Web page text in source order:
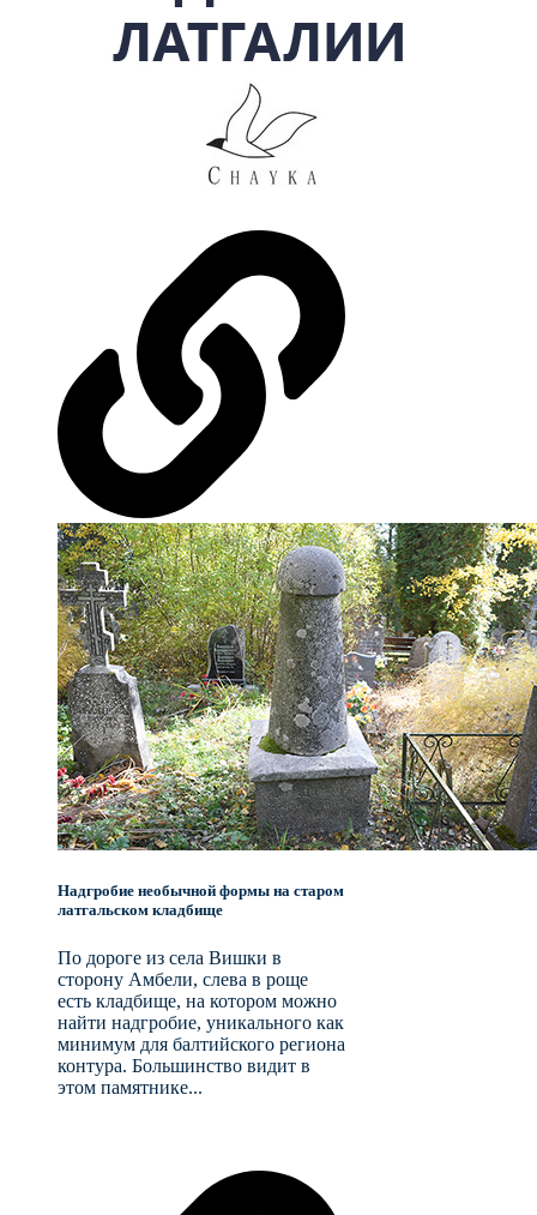
Надгробие необычной формы на старом
латгальском кладбище
По дороге из села Вишки в
сторону Амбели, слева в роще
есть кладбище, на котором можно
найти надгробие, уникального как
минимум для балтийского региона
контура. Большинство видит в
этом памятнике...